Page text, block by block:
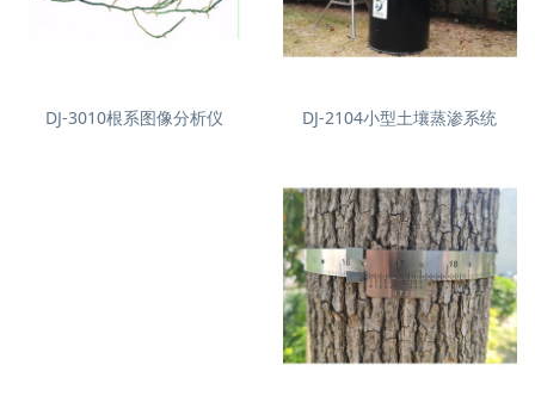
DJ-2104小型土壤蒸渗系统
DJ-3010根系图像分析仪